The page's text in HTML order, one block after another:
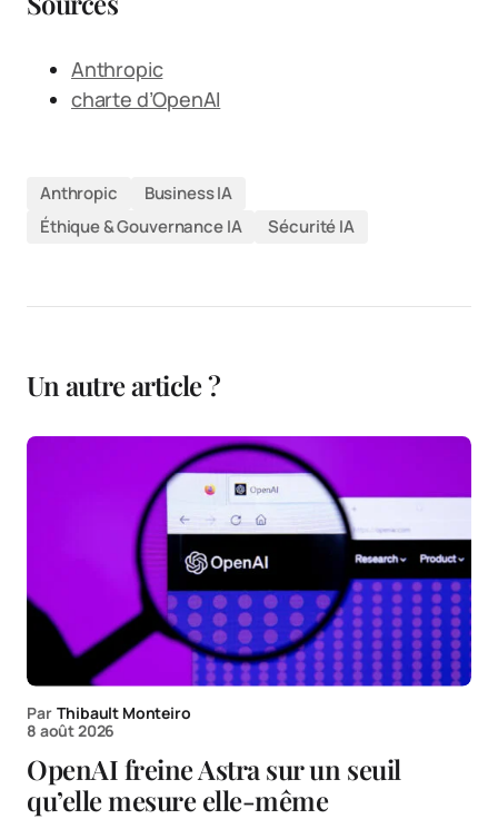
Anthropic
charte d’OpenAI
Anthropic
Business IA
Éthique & Gouvernance IA
Sécurité IA
Un autre article ?
Par Thibault Monteiro
8 août 2026
OpenAI freine Astra sur un seuil
qu’elle mesure elle-même